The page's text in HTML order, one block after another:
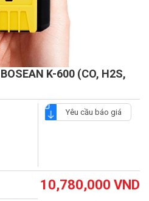
K-600 (CO, H2S,
Yêu cầu báo giá
10,780,000 VND